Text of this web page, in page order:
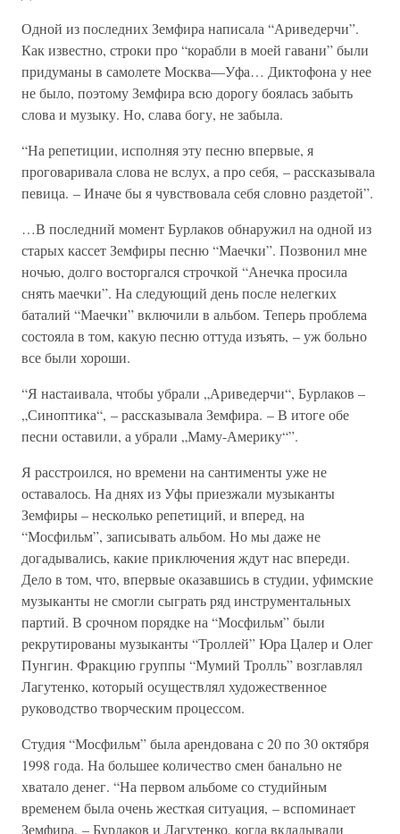
Одной из последних Земфира написала “Ариведерчи”.
Как известно, строки про “корабли в моей гавани” были
придуманы в самолете Москва—Уфа… Диктофона у нее
не было, поэтому Земфира всю дорогу боялась забыть
слова и музыку. Но, слава богу, не забыла.
“На репетиции, исполняя эту песню впервые, я
проговаривала слова не вслух, а про себя, – рассказывала
певица. – Иначе бы я чувствовала себя словно раздетой”.
…В последний момент Бурлаков обнаружил на одной из
старых кассет Земфиры песню “Маечки”. Позвонил мне
ночью, долго восторгался строчкой “Анечка просила
снять маечки”. На следующий день после нелегких
баталий “Маечки” включили в альбом. Теперь проблема
состояла в том, какую песню оттуда изъять, – уж больно
все были хороши.
“Я настаивала, чтобы убрали „Ариведерчи“, Бурлаков –
„Синоптика“, – рассказывала Земфира. – В итоге обе
песни оставили, а убрали „Маму-Америку“”.
Я расстроился, но времени на сантименты уже не
оставалось. На днях из Уфы приезжали музыканты
Земфиры – несколько репетиций, и вперед, на
“Мосфильм”, записывать альбом. Но мы даже не
догадывались, какие приключения ждут нас впереди.
Дело в том, что, впервые оказавшись в студии, уфимские
музыканты не смогли сыграть ряд инструментальных
партий. В срочном порядке на “Мосфильм” были
рекрутированы музыканты “Троллей” Юра Цалер и Олег
Пунгин. Фракцию группы “Мумий Тролль” возглавлял
Лагутенко, который осуществлял художественное
руководство творческим процессом.
Студия “Мосфильм” была арендована с 20 по 30 октября
1998 года. На большее количество смен банально не
хватало денег. “На первом альбоме со студийным
временем была очень жесткая ситуация, – вспоминает
Земфира. – Бурлаков и Лагутенко, когда вкладывали